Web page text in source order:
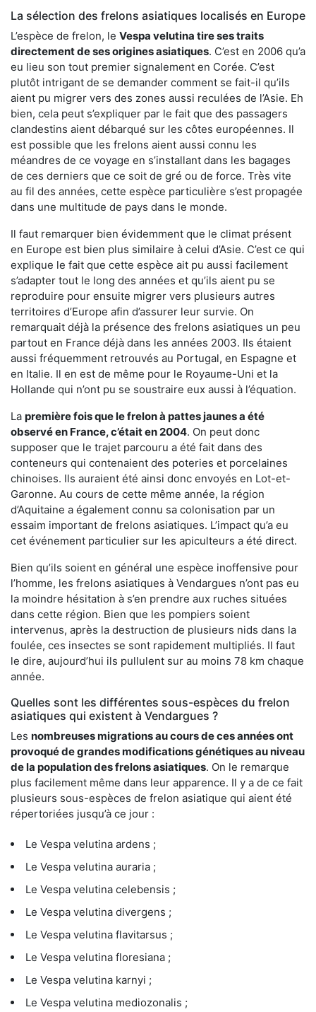
La sélection des frelons asiatiques localisés en Europe
L’espèce de frelon, le Vespa velutina tire ses traits
directement de ses origines asiatiques. C’est en 2006 qu’a
eu lieu son tout premier signalement en Corée. C’est
plutôt intrigant de se demander comment se fait-il qu’ils
aient pu migrer vers des zones aussi reculées de l’Asie. Eh
bien, cela peut s’expliquer par le fait que des passagers
clandestins aient débarqué sur les côtes européennes. Il
est possible que les frelons aient aussi connu les
méandres de ce voyage en s’installant dans les bagages
de ces derniers que ce soit de gré ou de force. Très vite
au fil des années, cette espèce particulière s’est propagée
dans une multitude de pays dans le monde.
Il faut remarquer bien évidemment que le climat présent
en Europe est bien plus similaire à celui d’Asie. C’est ce qui
explique le fait que cette espèce ait pu aussi facilement
s’adapter tout le long des années et qu’ils aient pu se
reproduire pour ensuite migrer vers plusieurs autres
territoires d’Europe afin d’assurer leur survie. On
remarquait déjà la présence des frelons asiatiques un peu
partout en France déjà dans les années 2003. Ils étaient
aussi fréquemment retrouvés au Portugal, en Espagne et
en Italie. Il en est de même pour le Royaume-Uni et la
Hollande qui n’ont pu se soustraire eux aussi à l’équation.
La première fois que le frelon à pattes jaunes a été
observé en France, c’était en 2004. On peut donc
supposer que le trajet parcouru a été fait dans des
conteneurs qui contenaient des poteries et porcelaines
chinoises. Ils auraient été ainsi donc envoyés en Lot-et-
Garonne. Au cours de cette même année, la région
d’Aquitaine a également connu sa colonisation par un
essaim important de frelons asiatiques. L’impact qu’a eu
cet événement particulier sur les apiculteurs a été direct.
Bien qu’ils soient en général une espèce inoffensive pour
l’homme, les frelons asiatiques à Vendargues n’ont pas eu
la moindre hésitation à s’en prendre aux ruches situées
dans cette région. Bien que les pompiers soient
intervenus, après la destruction de plusieurs nids dans la
foulée, ces insectes se sont rapidement multipliés. Il faut
le dire, aujourd’hui ils pullulent sur au moins 78 km chaque
année.
Quelles sont les différentes sous-espèces du frelon
asiatiques qui existent à Vendargues ?
Les nombreuses migrations au cours de ces années ont
provoqué de grandes modifications génétiques au niveau
de la population des frelons asiatiques. On le remarque
plus facilement même dans leur apparence. Il y a de ce fait
plusieurs sous-espèces de frelon asiatique qui aient été
répertoriées jusqu’à ce jour :
Le Vespa velutina ardens ;
Le Vespa velutina auraria ;
Le Vespa velutina celebensis ;
Le Vespa velutina divergens ;
Le Vespa velutina flavitarsus ;
Le Vespa velutina floresiana ;
Le Vespa velutina karnyi ;
Le Vespa velutina mediozonalis ;